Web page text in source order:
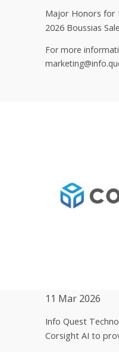
Major Honors for
2026 Boussias
For more
11 Mar 2026
Info Quest
Corsight AI to